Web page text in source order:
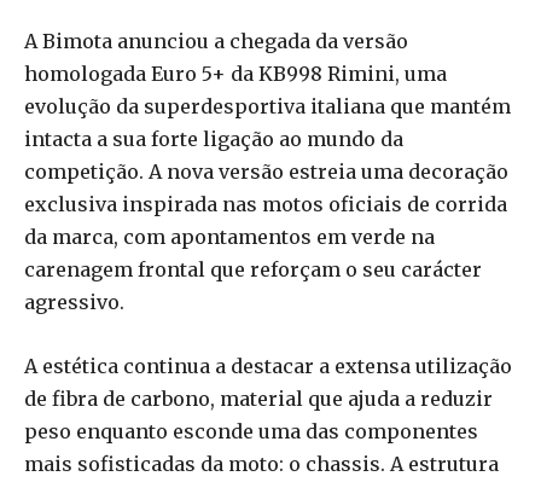
A Bimota anunciou a chegada da versão
homologada Euro 5+ da KB998 Rimini, uma
evolução da superdesportiva italiana que mantém
intacta a sua forte ligação ao mundo da
competição. A nova versão estreia uma decoração
exclusiva inspirada nas motos oficiais de corrida
da marca, com apontamentos em verde na
carenagem frontal que reforçam o seu carácter
agressivo.
A estética continua a destacar a extensa utilização
de fibra de carbono, material que ajuda a reduzir
peso enquanto esconde uma das componentes
mais sofisticadas da moto: o chassis. A estrutura